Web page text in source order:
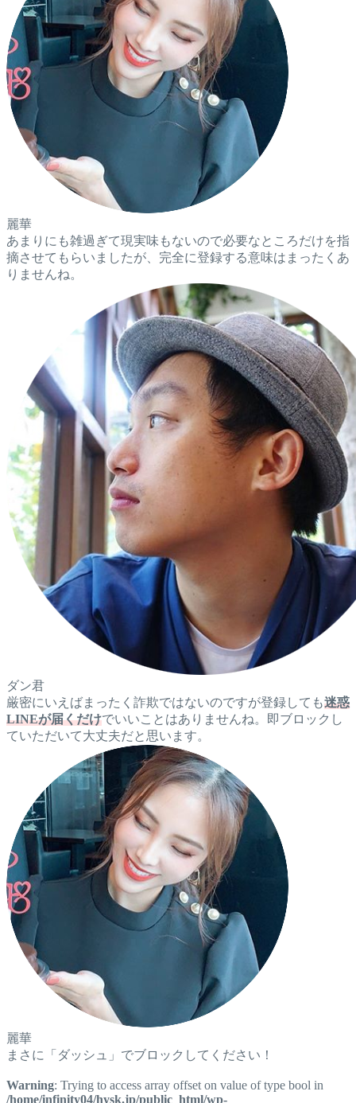
麗華
あまりにも雑過ぎて現実味もないので必要なところだけを指
摘させてもらいましたが、完全に登録する意味はまったくあ
りませんね。
ダン君
厳密にいえばまったく詐欺ではないのですが登録しても迷惑
LINEが届くだけでいいことはありませんね。即ブロックし
ていただいて大丈夫だと思います。
麗華
まさに「ダッシュ」でブロックしてください！
Warning: Trying to access array offset on value of type bool in
/home/infinity04/hysk.jp/public_html/wp-